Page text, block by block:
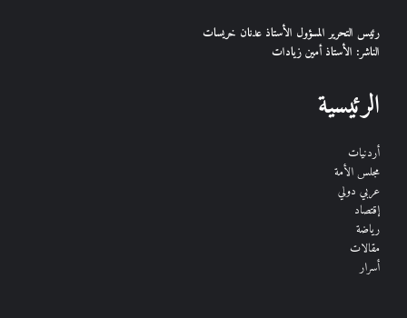
رئيس التحرير المسؤول الأستاذ عدنان خريسات
الناشر: الأستاذ أمين زيادات
الرئيسية
أردنيات
مجلس الأمة
عربي دولي
إقتصاد
رياضة
مقالات
أسرار